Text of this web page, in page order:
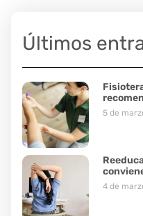
Últimos
5 de
4 de